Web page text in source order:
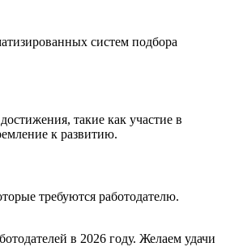
систем подбора
такие как участие в
к развитию.
требуются работодателю.
в 2026 году. Желаем удачи